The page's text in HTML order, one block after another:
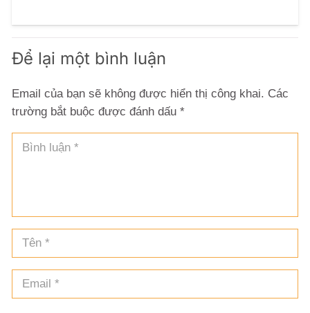
Để lại một bình luận
Email của bạn sẽ không được hiển thị công khai. Các
trường bắt buộc được đánh dấu *